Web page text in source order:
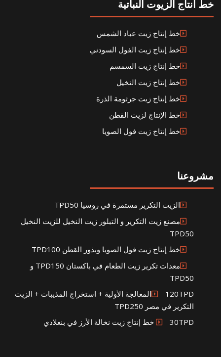
خط انتاج الزيوت النباتية
خط إنتاج زيت عباد الشمس
خط إنتاج زيت الفول السودني
خط إنتاج زيت السمسم
خط إنتاج زيت النخيل
خط إنتاج زيت جرثومة الذرة
خط الإنتاج لزيت القطن
خط إنتاج زيت فول الصويا
مشروعنا
الزيت التكرير مستمرة في روسيا TPD50
مصنع زيت التكرير و التبلور زيت النخيل للزيت النخيل
TPD50
خط إنتاج زيت فول الصويا وبذور القطن TPD100
معدات تكرير زيت الطعام في باكستان TPD150 و
TPD50
120TPDالمعالجة الأولية + استخراج المذيبات + الزيت
التكرير في مصر TPD250
30TPD خط إنتاج زيت نخالة الأرز في بنغلادي